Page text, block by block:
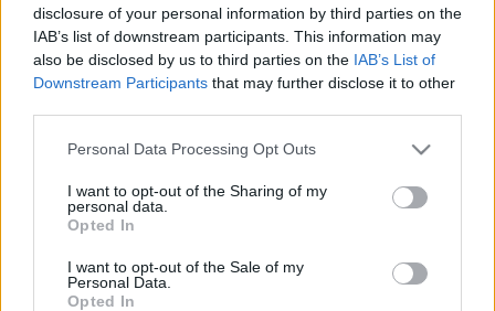
disclosure of your personal information by third parties on the
IAB’s list of downstream participants. This information may
also be disclosed by us to third parties on the IAB’s List of
Downstream Participants that may further disclose it to other
Please note that this website/app uses one or more Google
not limited to your visit or usage behaviour. You may click to
grant or deny consent to Google and its third-party tags to
use your data for below specified purposes in below Google
consent section.
Personal Data Processing Opt Outs
I want to opt-out of the Sharing of my
personal data.
Opted In
I want to opt-out of the Sale of my
Personal Data.
Opted In
Hernádi Judit dekoltázsa címen indított valaki
rajongói oldalt a Facebookon, harsogja a mai Bors,
ahol még meztelen képet is közölnek a színésznőről.
A szöveg azonban már a szokásos, modoroskodó
dagályosság, ami hemzseg az olyan álprűd nyelvtani
szörnyetegektől, mint a…
Húsvétozzon csöccsel, Hitlerrel és
zombikkal! [18+]
Ünnepi tévéajánló